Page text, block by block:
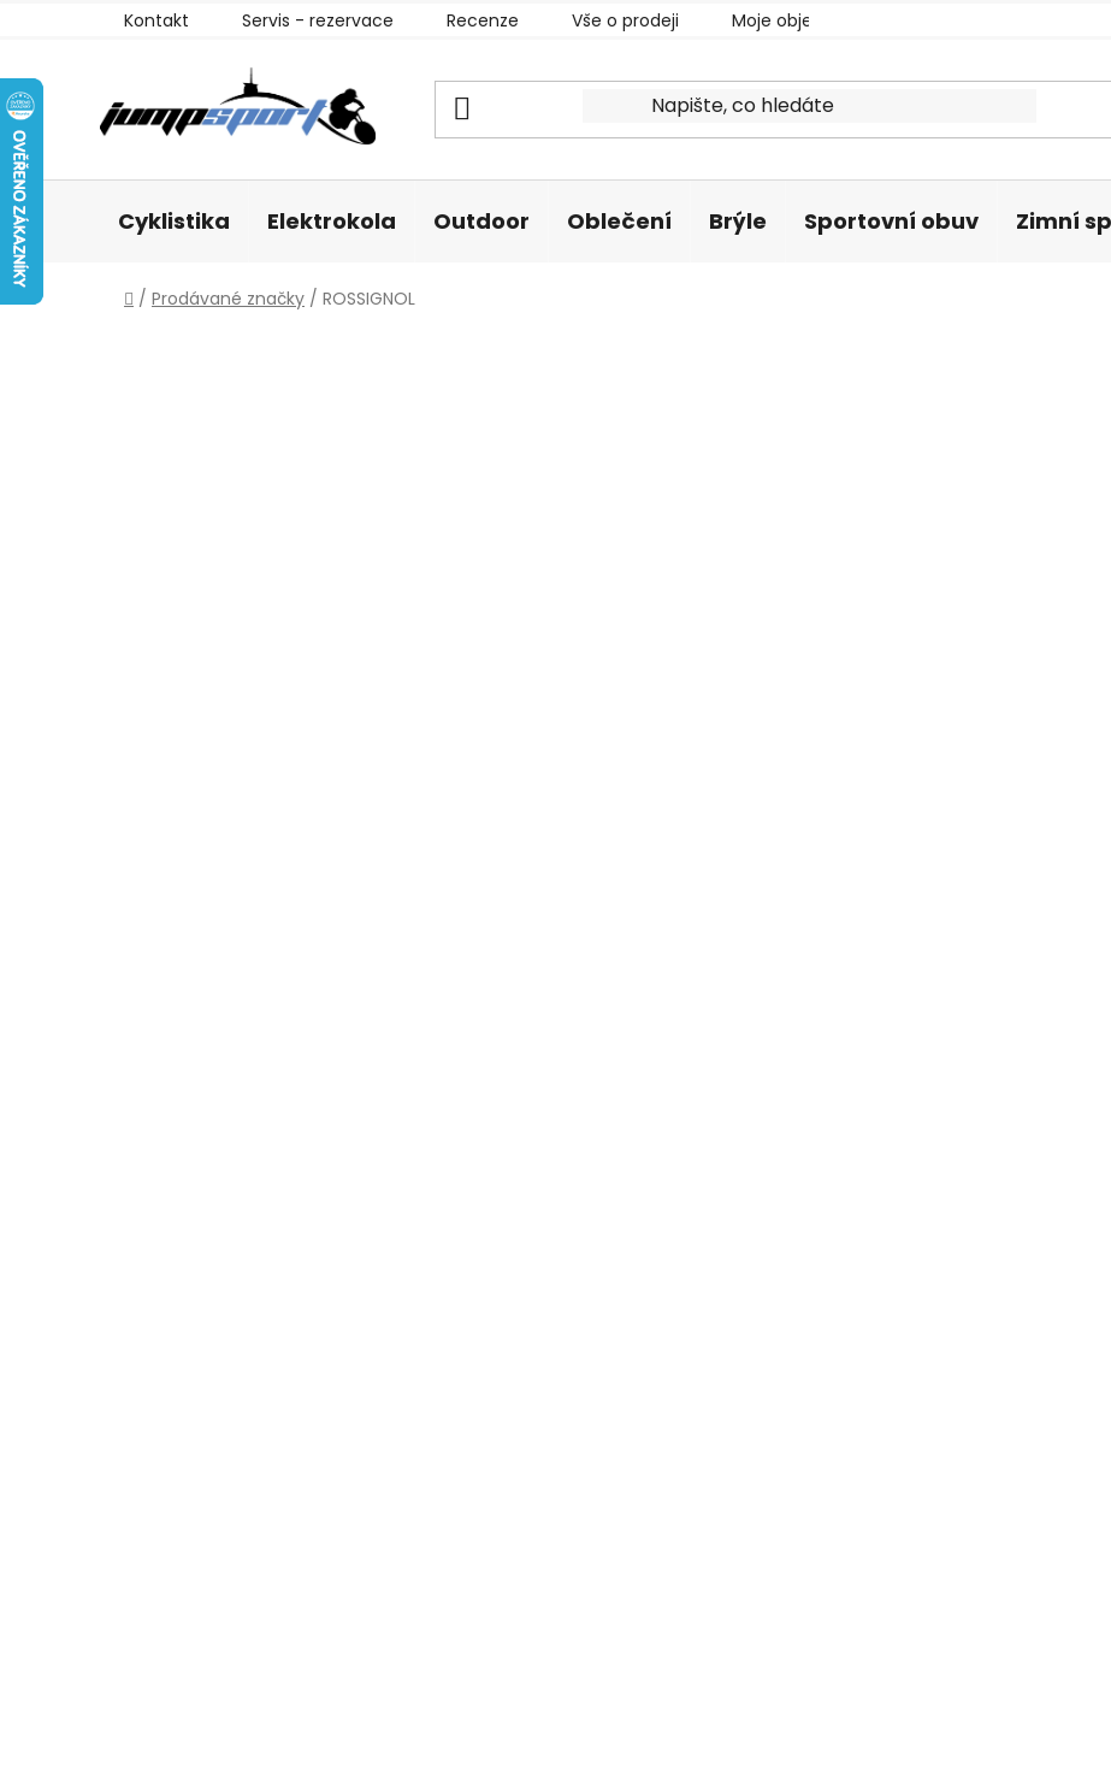
Kontakt Servis - rezervace Recenze Vše o prodeji Moje objednávka
Cyklistika Elektrokola Outdoor Oblečení Brýle Sportovní obuv Zimní
Domů
/ Prodávané značky / ROSSIGNOL